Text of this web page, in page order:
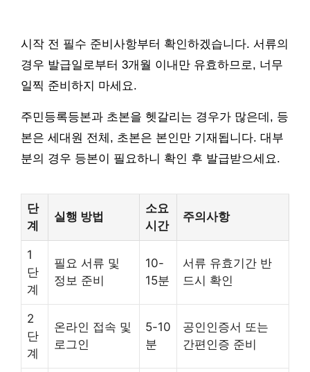
시작 전 필수 준비사항부터 확인하겠습니다. 서류의
경우 발급일로부터 3개월 이내만 유효하므로, 너무
일찍 준비하지 마세요.
주민등록등본과 초본을 헷갈리는 경우가 많은데, 등
본은 세대원 전체, 초본은 본인만 기재됩니다. 대부
분의 경우 등본이 필요하니 확인 후 발급받으세요.
단
계
실행 방법
소요
시간
주의사항
1
단
계
필요 서류 및
정보 준비
10-
15분
서류 유효기간 반
드시 확인
2
단
계
온라인 접속 및
로그인
5-10
분
공인인증서 또는
간편인증 준비